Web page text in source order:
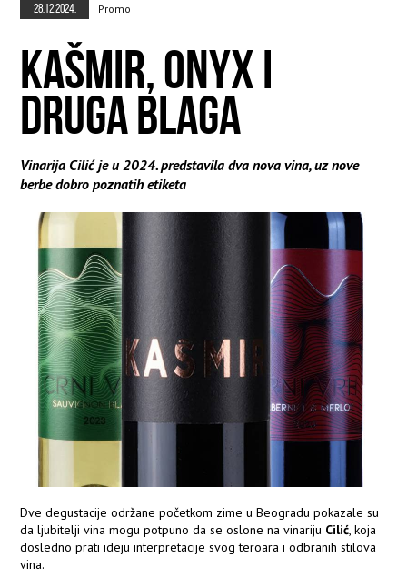
28.12.2024. Promo
KAŠMIR, ONYX I
DRUGA BLAGA
Vinarija Cilić je u 2024. predstavila dva nova vina, uz nove
berbe dobro poznatih etiketa
Dve degustacije održane početkom zime u Beogradu pokazale su
da ljubitelji vina mogu potpuno da se oslone na vinariju Cilić, koja
dosledno prati ideju interpretacije svog teroara i odbranih stilova
vina.